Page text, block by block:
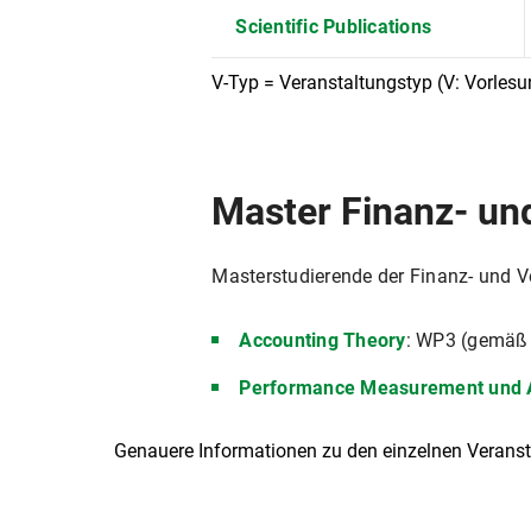
V-Typ = Veranstaltungstyp (V:
Scientific Publications
Master Finanz-
Masterstudierende der Finanz- und
Accounting Theory: WP3
Performance Measurement und
Genauere Informationen zu den einzelnen